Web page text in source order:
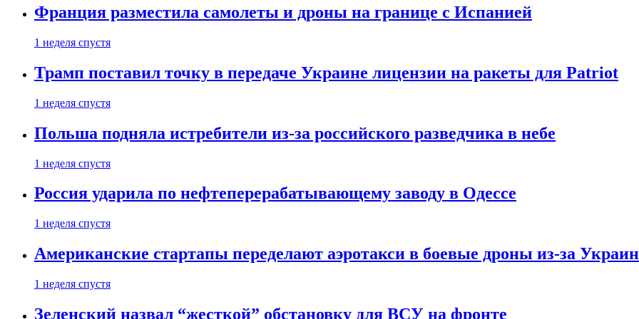
Франция разместила самолеты и дроны на границе с Испанией
1 неделя спустя
Трамп поставил точку в передаче Украине лицензии на ракеты для Patriot
1 неделя спустя
Польша подняла истребители из-за российского разведчика в небе
1 неделя спустя
Россия ударила по нефтеперерабатывающему заводу в Одессе
1 неделя спустя
Американские стартапы переделают аэротакси в боевые дроны из-за
1 неделя спустя
Зеленский назвал “жесткой” обстановку для ВСУ на фронте